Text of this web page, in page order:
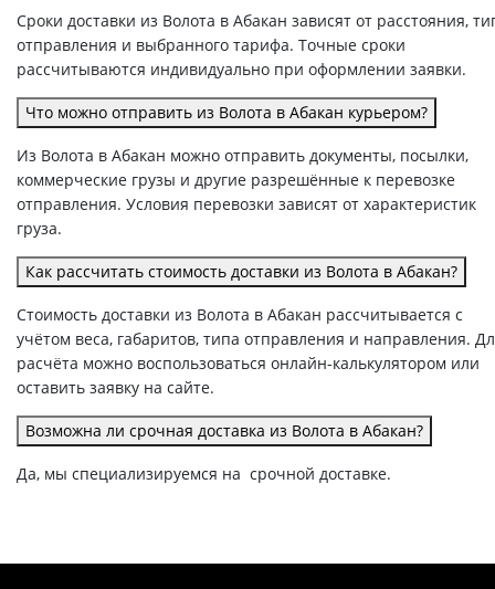
Сроки доставки из Волота в Абакан зависят от расстояния,
отправления и выбранного тарифа. Точные сроки
рассчитываются индивидуально при оформлении заявки.
Что можно отправить из Волота в Абакан курьером?
Из Волота в Абакан можно отправить документы, посылки,
коммерческие грузы и другие разрешённые к перевозке
отправления. Условия перевозки зависят от характеристик
груза.
Как рассчитать стоимость доставки из Волота в Абакан?
Стоимость доставки из Волота в Абакан рассчитывается с
учётом веса, габаритов, типа отправления и направления.
расчёта можно воспользоваться онлайн-калькулятором или
оставить заявку на сайте.
Возможна ли срочная доставка из Волота в Абакан?
Да, мы специализируемся на срочной доставке.